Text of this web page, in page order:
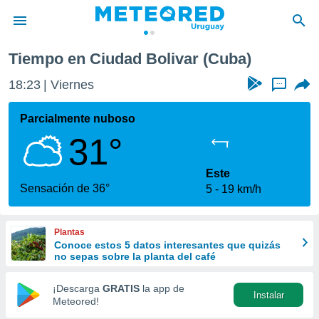
de
ha
que se
calidad.
a este
las
y
forma
digital
basada
Tiempo en Ciudad Bolivar (Cuba)
18:23 Viernes ...
Parcialmente nuboso
31°
Sensación de 36°
Este
5
19 km/h
Plantas
Conoce estos 5 datos interesantes que quizás
no sepas sobre la planta del café
¡Descarga GRATIS la app de
Meteored!
Instalar